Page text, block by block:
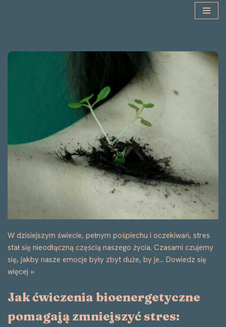
treści
W dzisiejszym świecie, pełnym pośpiechu i oczekiwań, stres
stał się nieodłączną częścią naszego życia. Czasami czujemy
się, jakby nasze emocje były zbyt duże, by je… Dowiedz się
więcej »
Jak ćwiczenia bioenergetyczne
pomagają zmniejszyć stres: